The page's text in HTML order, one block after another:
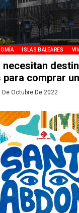
ISLAS BALEARES
comprar
De Octubre De 2022